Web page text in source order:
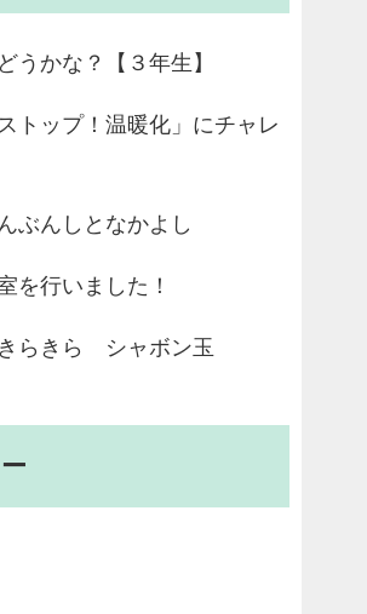
うかな？【３年生】
トップ！温暖化」にチャレ
ぶんしとなかよし
を行いました！
らきら シャボン玉